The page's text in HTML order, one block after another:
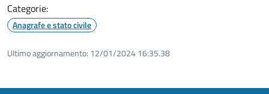
Categorie:
Anagrafe e stato civile
Ultimo aggiornamento: 12/01/2024 16:35.38